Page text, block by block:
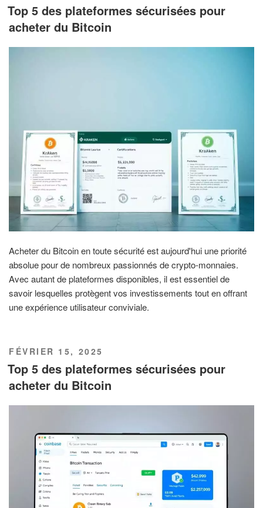
LE
Top 5 des plateformes sécurisées pour
acheter du Bitcoin
Acheter du Bitcoin en toute sécurité est aujourd'hui une priorité
absolue pour de nombreux passionnés de crypto-monnaies.
Avec autant de plateformes disponibles, il est essentiel de
savoir lesquelles protègent vos investissements tout en offrant
une expérience utilisateur conviviale.
PUBLIÉ
LE
FÉVRIER 15, 2025
Top 5 des plateformes sécurisées pour
acheter du Bitcoin